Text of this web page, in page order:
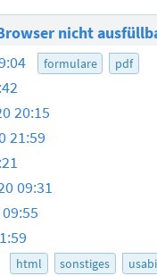
nicht
formulare pdf
20:15
21:59
09:31
html sonstiges